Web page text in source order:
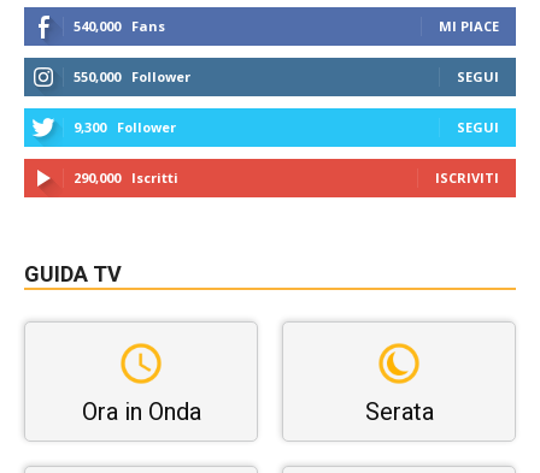
540,000 Fans MI PIACE
550,000 Follower SEGUI
9,300 Follower SEGUI
290,000 Iscritti ISCRIVITI
GUIDA TV
Ora in Onda Serata